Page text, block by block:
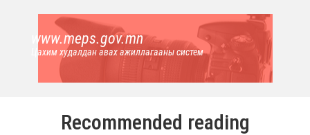
www.meps.gov.mn
Цахим худалдан авах ажиллагааны систем
Recommended reading